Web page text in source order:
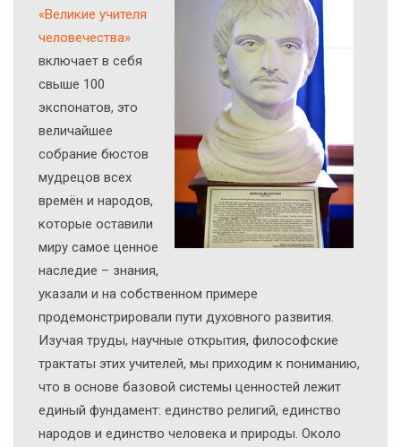
«Великие учителя
человечества»
включает в себя
свыше 100
экспонатов, это
величайшее
собрание бюстов
мудрецов всех
времён и народов,
которые оставили
миру самое ценное
наследие – знания,
указали и на собственном примере
продемонстрировали пути духовного развития.
Изучая труды, научные открытия, философские
трактаты этих учителей, мы приходим к пониманию,
что в основе базовой системы ценностей лежит
единый фундамент: единство религий, единство
народов и единство человека и природы. Около